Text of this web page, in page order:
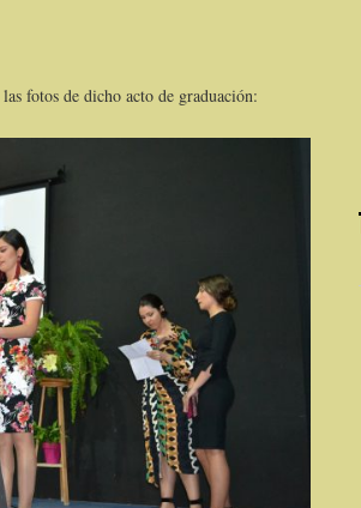
fotos de dicho acto de graduación: